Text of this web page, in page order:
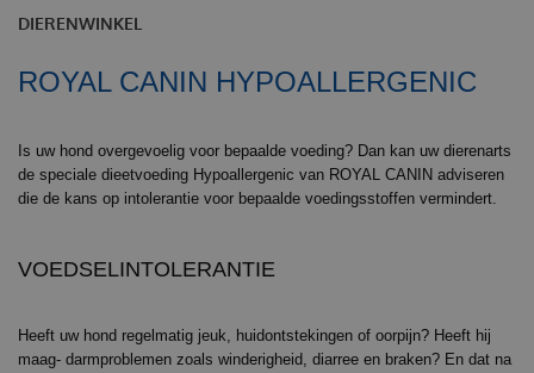
DIERENWINKEL
ROYAL CANIN HYPOALLERGENIC
Is uw hond overgevoelig voor bepaalde voeding? Dan kan uw dierenarts
de speciale dieetvoeding Hypoallergenic van ROYAL CANIN adviseren
die de kans op intolerantie voor bepaalde voedingsstoffen vermindert.
VOEDSELINTOLERANTIE
Heeft uw hond regelmatig jeuk, huidontstekingen of oorpijn? Heeft hij
maag- darmproblemen zoals winderigheid, diarree en braken? En dat na